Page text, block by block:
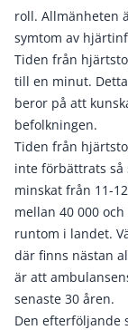
roll. Allmänheten
symtom av
Tiden från
till en minut.
beror på att
befolkningen.
Tiden från
inte förbättrats så
minskat från 11-
mellan 40 000
runtom i landet.
där finns nästan
är att
senaste 30 åren.
Den efterföljande